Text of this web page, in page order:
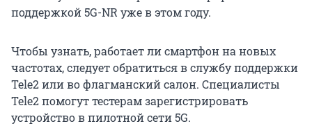
поддержкой 5G-NR уже в этом году.
Чтобы узнать, работает ли смартфон на новых
частотах, следует обратиться в службу поддержки
Tele2 или во флагманский салон. Специалисты
Tele2 помогут тестерам зарегистрировать
устройство в пилотной сети 5G.